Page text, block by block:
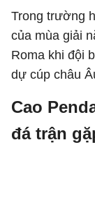
Trong trường
của mùa giải
Roma khi đội
dự cúp châu
Cao
đá trận